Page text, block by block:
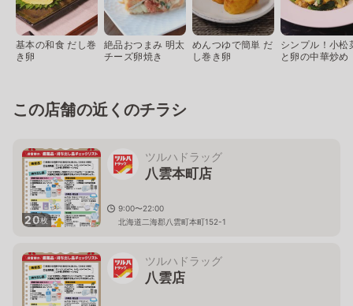
基本の和食 だし巻
き卵
絶品おつまみ 明太
チーズ卵焼き
めんつゆで簡単 だ
し巻き卵
シンプル！小松
と卵の中華炒め
この店舗の近くのチラシ
20枚
ツルハドラッグ
八雲本町店
9:00〜22:00
北海道二海郡八雲町本町152-1
ツルハドラッグ
八雲店